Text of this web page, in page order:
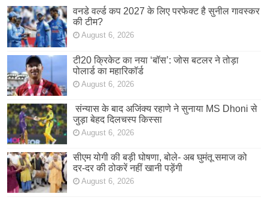
वनडे वर्ल्ड कप 2027 के लिए परफेक्ट है सुनील गावस्कर
की टीम?
August 6, 2026
टी20 क्रिकेट का नया ‘बॉस’: जोस बटलर ने तोड़ा
पोलार्ड का महारिकॉर्ड
August 6, 2026
संन्यास के बाद अजिंक्‍य रहाणे ने सुनाया MS Dhoni से
जुड़ा बेहद दिलचस्प किस्सा
August 6, 2026
सीएम योगी की बड़ी घोषणा, बोले- अब घुमंतू समाज को
दर-दर की ठोकरें नहीं खानी पड़ेंगी
August 6, 2026